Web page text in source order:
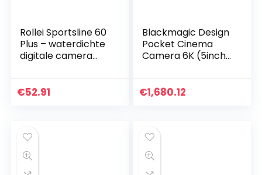
Rollei Sportsline 60
Plus – waterdichte
digitale camera
Sports-Cam met
€52.91
Blackmagic Design
Pocket Cinema
Camera 6K (5inch
opname, inclusief
€1,680.12